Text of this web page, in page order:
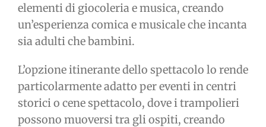
elementi di giocoleria e musica, creando
un’esperienza comica e musicale che incanta
sia adulti che bambini.
L’opzione itinerante dello spettacolo lo rende
particolarmente adatto per eventi in centri
storici o cene spettacolo, dove i trampolieri
possono muoversi tra gli ospiti, creando